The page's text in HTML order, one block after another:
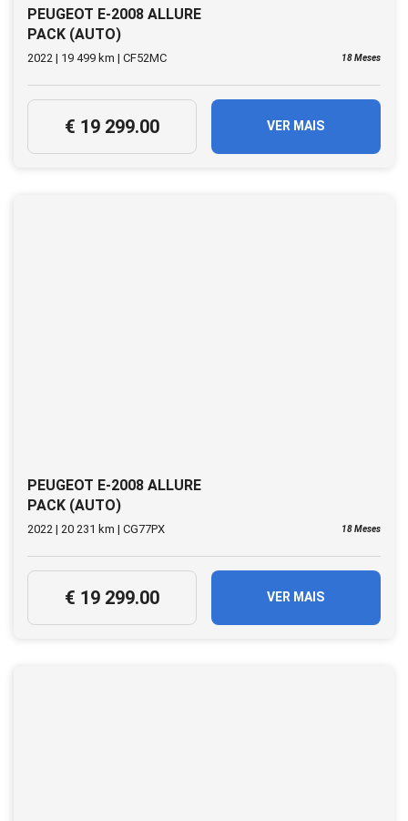
PEUGEOT E-2008 ALLURE
PACK (AUTO)
2022 | 19 499 km | CF52MC 18 Meses
€ 19 299.00 VER MAIS
PEUGEOT E-2008 ALLURE
PACK (AUTO)
2022 | 20 231 km | CG77PX 18 Meses
€ 19 299.00 VER MAIS